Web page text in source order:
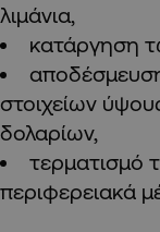
λιμάνια,
κατάργηση
στοιχείων
δολαρίων,
τερματισμό
περιφερειακά